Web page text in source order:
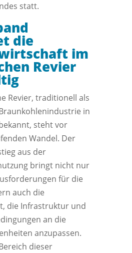
statt.
die
im
Revier
Revier, traditionell als
in
steht vor
Wandel. Der
aus der
bringt nicht nur
für die
auch die
die Infrastruktur und
an die
anzupassen.
dieser